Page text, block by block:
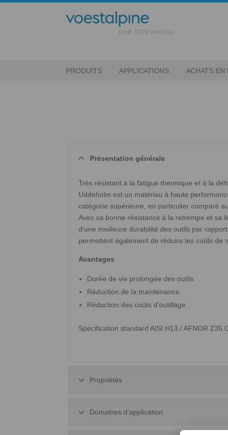
PRODUITS APPLICATIONS ACHATS EN
Présentation générale
Très résistant à la fatigue thermique et à la
Uddeholm est un matériau à haute
catégorie supérieure, en particulier comparé
Avec sa bonne résistance à la retrempe et sa
d’une meilleure durabilité des outils par
permettent également de réduire les coûts de
Avantages
Durée de vie prolongée des outils
Réduction de la maintenance
Réduction des coûts d’outillage
Spécification standard AISI H13 / AFNOR Z35
Propriétés
Domaines d’application